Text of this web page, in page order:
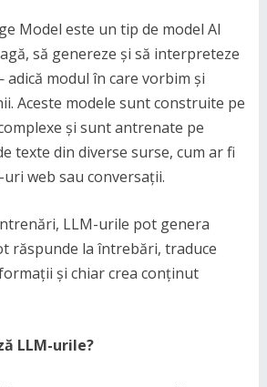
Model este un tip de model AI
să genereze și să interpreteze
modul în care vorbim și
Aceste modele sunt construite pe
și sunt antrenate pe
texte din diverse surse, cum ar fi
web sau conversații.
LLM-urile pot genera
răspunde la întrebări, traduce
și chiar crea conținut
LLM-urile?